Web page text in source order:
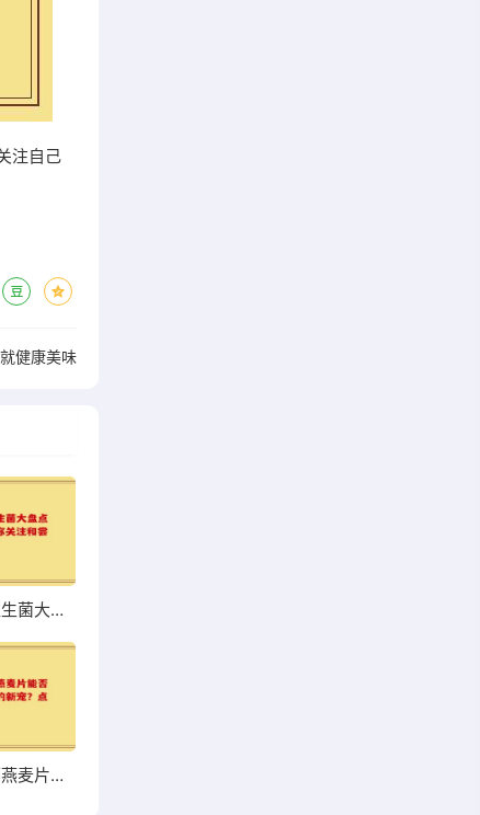
注自己
健康美味
超市热销益生菌大盘点，哪些值得你关注和尝试？
高钙益生菌燕麦片能否成为你增肥的新宠？点击了解